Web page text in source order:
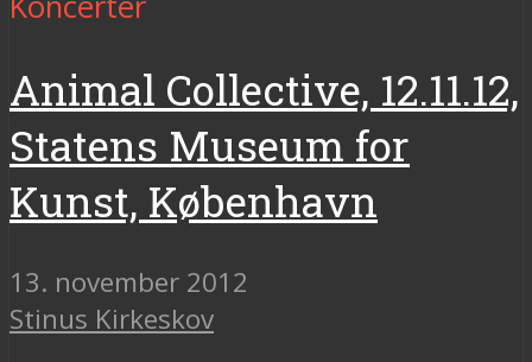
Animal Collective, 12.11.12,
Statens Museum for
Kunst, København
13. november 2012
Stinus Kirkeskov